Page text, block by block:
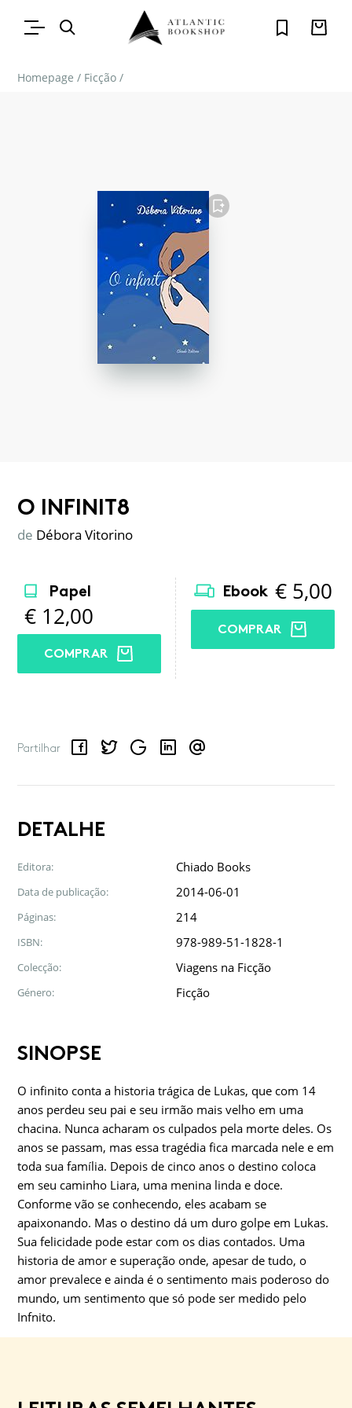
Homepage / Ficção /
FAVORITO
O INFINIT8
de Débora Vitorino
Papel
€ 12,00
COMPRAR
Ebook € 5,00
COMPRAR
Partilhar
FacebookTwitterGoogle LinkedInEmail
DETALHE
Editora: Chiado Books
Data de publicação: 2014-06-01
Páginas: 214
ISBN: 978-989-51-1828-1
Colecção: Viagens na Ficção
Género: Ficção
SINOPSE
O infinito conta a historia trágica de Lukas, que com 14
anos perdeu seu pai e seu irmão mais velho em uma
chacina. Nunca acharam os culpados pela morte deles. Os
anos se passam, mas essa tragédia fica marcada nele e em
toda sua família. Depois de cinco anos o destino coloca
em seu caminho Liara, uma menina linda e doce.
Conforme vão se conhecendo, eles acabam se
apaixonando. Mas o destino dá um duro golpe em Lukas.
Sua felicidade pode estar com os dias contados. Uma
historia de amor e superação onde, apesar de tudo, o
amor prevalece e ainda é o sentimento mais poderoso do
mundo, um sentimento que só pode ser medido pelo
Infnito.